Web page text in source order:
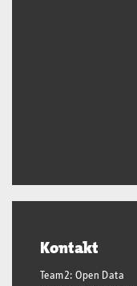
Kontakt
Team2: Open Data